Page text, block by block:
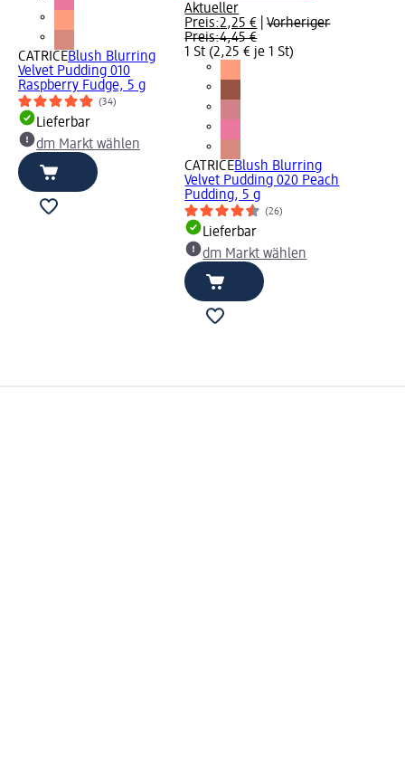
CATRICEBlush Blurring
Velvet Pudding 010
Raspberry Fudge, 5 g
(34)
Lieferbar
dm Markt wählen
Aktueller
Preis:2,25 € |Vorheriger
Preis:4,45 €
1 St (2,25 € je 1 St)
CATRICEBlush Blurring
Velvet Pudding 020 Peach
Pudding, 5 g
(26)
Lieferbar
dm Markt wählen